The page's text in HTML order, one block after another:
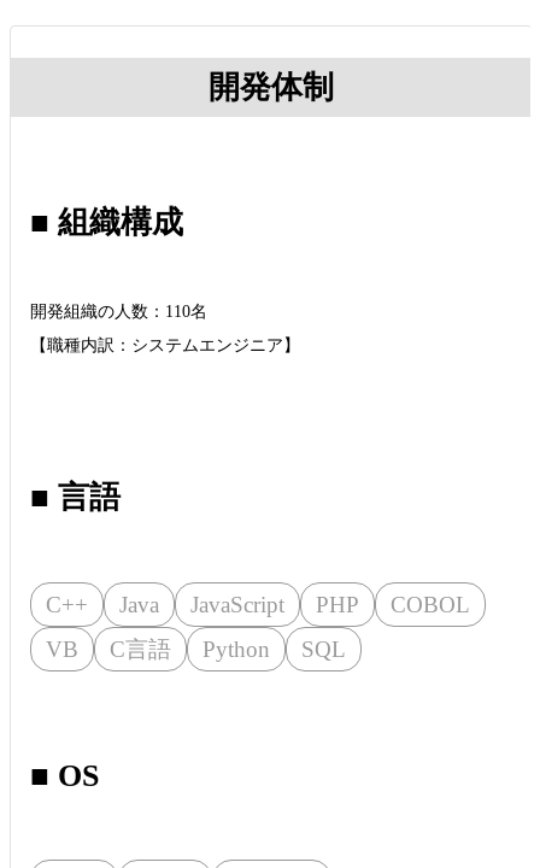
開発体制
■ 組織構成
開発組織の人数：110名
【職種内訳：システムエンジニア】
■ 言語
C++ Java JavaScript PHP
COBOL
VB
C言語 Python SQL
■ OS